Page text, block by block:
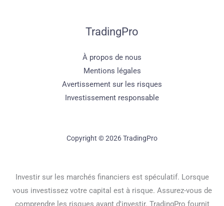
TradingPro
À propos de nous
Mentions légales
Avertissement sur les risques
Investissement responsable
Copyright © 2026 TradingPro
Investir sur les marchés financiers est spéculatif. Lorsque
vous investissez votre capital est à risque. Assurez-vous de
comprendre les risques avant d'investir. TradingPro fournit